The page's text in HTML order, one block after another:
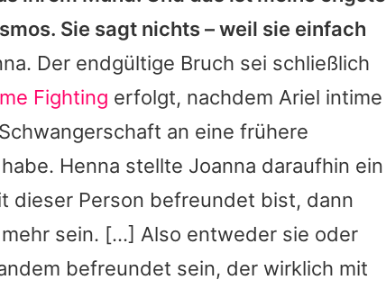
Sie sagt nichts – weil sie einfach
. Der endgültige Bruch sei schließlich
Fighting erfolgt, nachdem Ariel intime
an eine frühere
Henna stellte Joanna daraufhin ein
dieser Person befreundet bist, dann
sein. [...] Also entweder sie oder
befreundet sein, der wirklich mit